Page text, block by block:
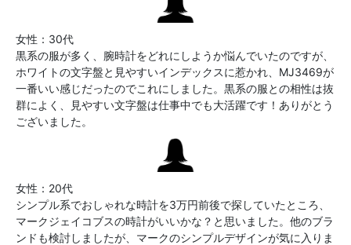
女性：30代
黒系の服が多く、腕時計をどれにしようか悩んでいたのですが、
ホワイトの文字盤と見やすいインデックスに惹かれ、MJ3469が
一番いい感じだったのでこれにしました。黒系の服との相性は抜
群によく、見やすい文字盤は仕事中でも大活躍です！ありがとう
ございました。
女性：20代
シンプル系でおしゃれな時計を3万円前後で探していたところ、
マークジェイコブスの時計がいいかな？と思いました。他のブラ
ンドも検討しましたが、マークのシンプルデザインが気に入りま